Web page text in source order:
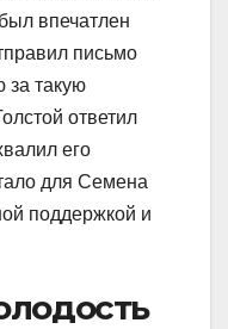
впечатлен
письмо
за такую
ответил
его
для Семена
поддержкой и